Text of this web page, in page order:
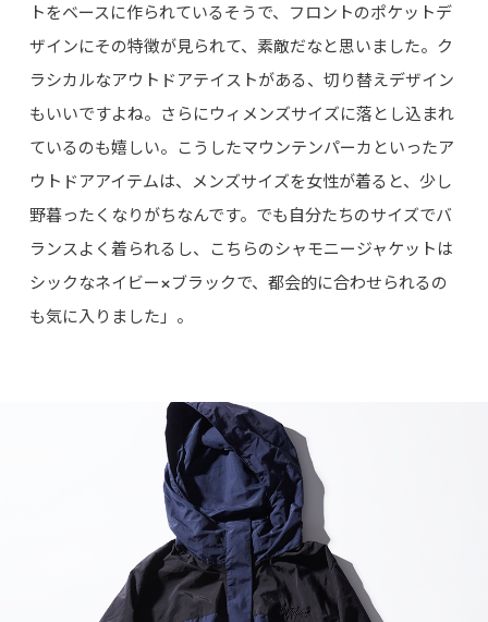
トをベースに作られているそうで、フロントのポケットデ
ザインにその特徴が見られて、素敵だなと思いました。ク
ラシカルなアウトドアテイストがある、切り替えデザイン
もいいですよね。さらにウィメンズサイズに落とし込まれ
ているのも嬉しい。こうしたマウンテンパーカといったア
ウトドアアイテムは、メンズサイズを女性が着ると、少し
野暮ったくなりがちなんです。でも自分たちのサイズでバ
ランスよく着られるし、こちらのシャモニージャケットは
シックなネイビー×ブラックで、都会的に合わせられるの
も気に入りました」。